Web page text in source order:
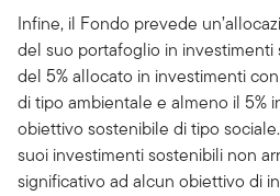
Infine, il Fondo prevede
del suo portafoglio in investimenti
del 5% allocato in investimenti
di tipo ambientale e almeno il 5%
obiettivo sostenibile di tipo
suoi investimenti sostenibili non
significativo ad alcun obiettivo di